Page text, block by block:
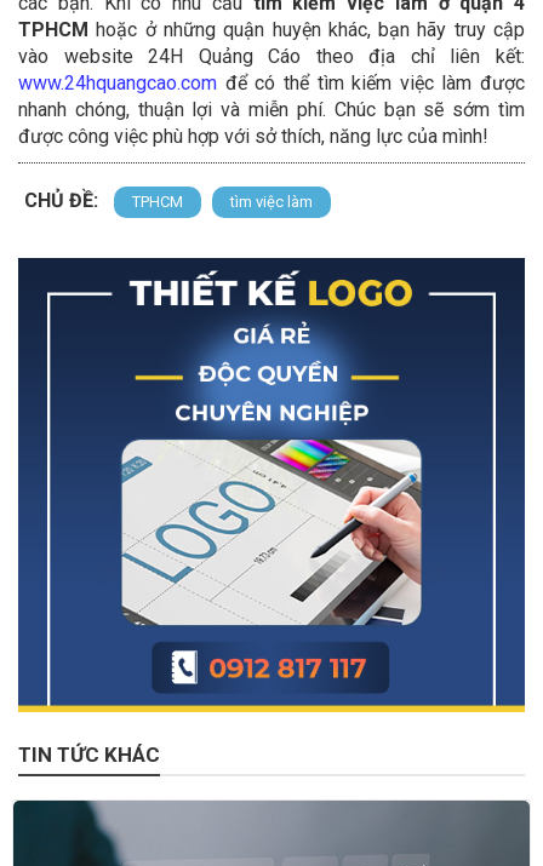
TPHCM hoặc ở những quận huyện khác, bạn hãy truy cập
vào website 24H Quảng Cáo theo địa chỉ liên kết:
www.24hquangcao.com để có thể tìm kiếm việc làm được
nhanh chóng, thuận lợi và miễn phí. Chúc bạn sẽ sớm tìm
được công việc phù hợp với sở thích, năng lực của mình!
CHỦ ĐỀ: TPHCM tìm việc làm
TIN TỨC KHÁC